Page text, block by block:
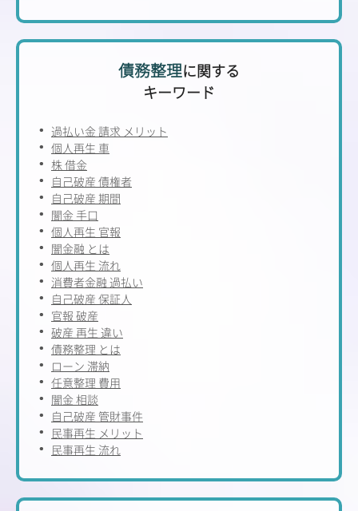
債務整理に関する
キーワード
過払い金 請求 メリット
個人再生 車
株 借金
自己破産 債権者
自己破産 期間
闇金 手口
個人再生 官報
闇金融 とは
個人再生 流れ
消費者金融 過払い
自己破産 保証人
官報 破産
破産 再生 違い
債務整理 とは
ローン 滞納
任意整理 費用
闇金 相談
自己破産 管財事件
民事再生 メリット
民事再生 流れ